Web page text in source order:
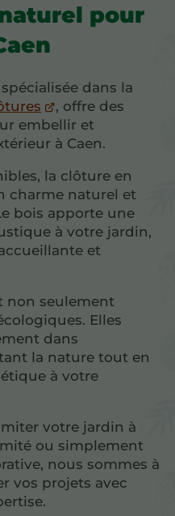
pour
dans la
, offre des
embellir et
à Caen.
la clôture en
charme naturel et
bois apporte une
à votre jardin,
et
non seulement
Elles
dans
la nature tout en
à votre
votre jardin à
ou simplement
nous sommes à
vos projets avec